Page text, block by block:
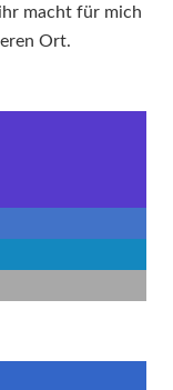
macht für mich
Ort.